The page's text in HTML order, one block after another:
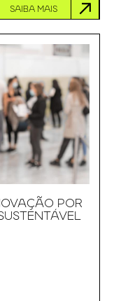
SAIBA MAIS
POR